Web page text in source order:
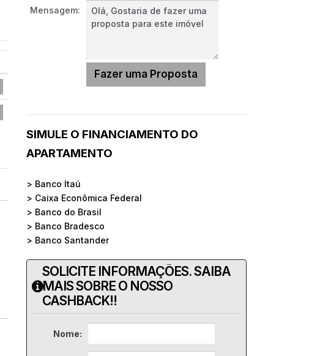
Mensagem:
SIMULE O FINANCIAMENTO DO
APARTAMENTO
> Banco Itaú
> Caixa Econômica Federal
> Banco do Brasil
> Banco Bradesco
> Banco Santander
SOLICITE INFORMAÇÕES. SAIBA
MAIS SOBRE O NOSSO
CASHBACK!!
Nome: